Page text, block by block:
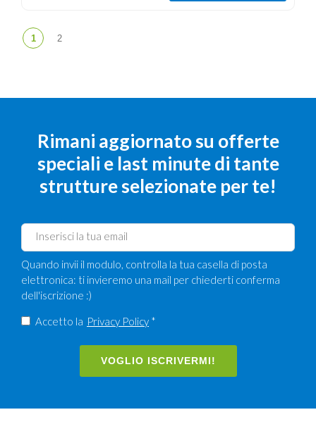
Rimani aggiornato su offerte
speciali e last minute di tante
strutture selezionate per te!
Quando invii il modulo, controlla la tua casella di posta
elettronica: ti invieremo una mail per chiederti conferma
dell'iscrizione :)
Accetto la Privacy Policy *
VOGLIO ISCRIVERMI!